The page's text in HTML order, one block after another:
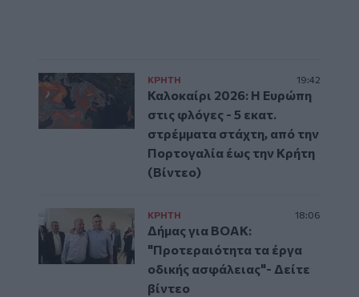
ΚΡΗΤΗ 19:42
Καλοκαίρι 2026: Η Ευρώπη
στις φλόγες - 5 εκατ.
στρέμματα στάχτη, από την
Πορτογαλία έως την Κρήτη
(Βίντεο)
ΚΡΗΤΗ 18:06
Δήμας για ΒΟΑΚ:
"Προτεραιότητα τα έργα
οδικής ασφάλειας"- Δείτε
βίντεο